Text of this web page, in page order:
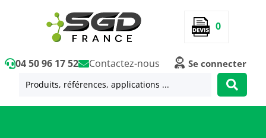
0
04 50 96 17 52 Contactez-nous Se connecter